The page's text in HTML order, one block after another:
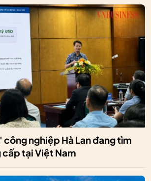
công nghiệp Hà Lan đang tìm
cấp tại Việt Nam